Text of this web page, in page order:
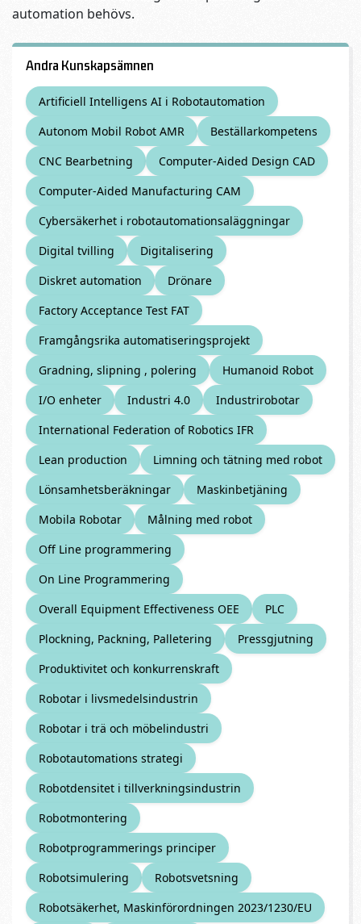
automation behövs.
Andra Kunskapsämnen
Artificiell Intelligens AI i Robotautomation
Autonom Mobil Robot AMR
Beställarkompetens
CNC Bearbetning
Computer-Aided Design CAD
Computer-Aided Manufacturing CAM
Cybersäkerhet i robotautomationsaläggningar
Digital tvilling
Digitalisering
Diskret automation
Drönare
Factory Acceptance Test FAT
Framgångsrika automatiseringsprojekt
Gradning, slipning , polering
Humanoid Robot
I/O enheter
Industri 4.0
Industrirobotar
International Federation of Robotics IFR
Lean production
Limning och tätning med robot
Lönsamhetsberäkningar
Maskinbetjäning
Mobila Robotar
Målning med robot
Off Line programmering
On Line Programmering
Overall Equipment Effectiveness OEE
PLC
Plockning, Packning, Palletering
Pressgjutning
Produktivitet och konkurrenskraft
Robotar i livsmedelsindustrin
Robotar i trä och möbelindustri
Robotautomations strategi
Robotdensitet i tillverkningsindustrin
Robotmontering
Robotprogrammerings principer
Robotsimulering
Robotsvetsning
Robotsäkerhet, Maskinförordningen 2023/1230/EU